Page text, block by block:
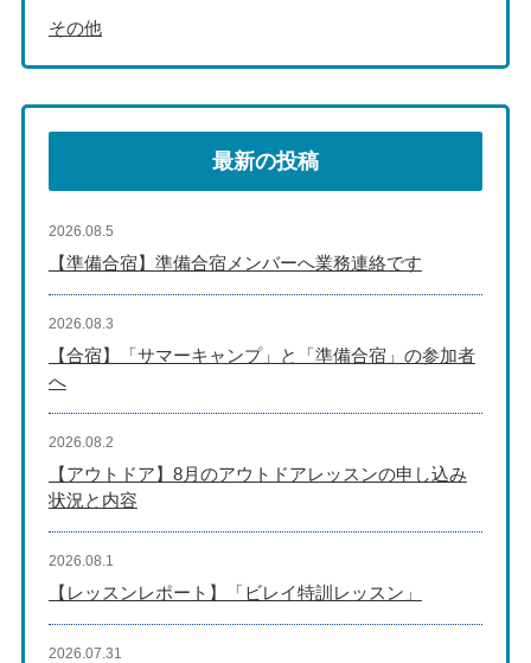
その他
最新の投稿
【準備合宿】準備合宿メンバーへ業務連絡です
2026.08.5
【合宿】「サマーキャンプ」と「準備合宿」の参加者
へ
2026.08.3
【アウトドア】8月のアウトドアレッスンの申し込み
状況と内容
2026.08.2
【レッスンレポート】「ビレイ特訓レッスン」
2026.08.1
2026.07.31